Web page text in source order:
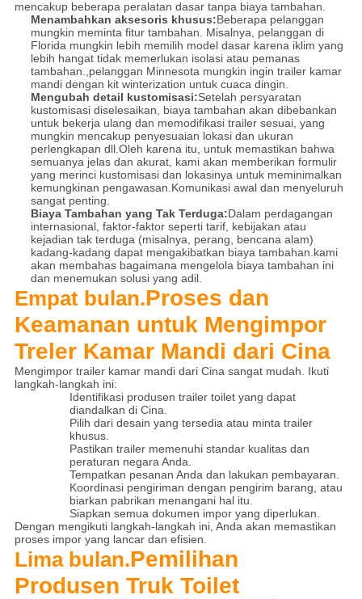
mencakup beberapa peralatan dasar tanpa biaya tambahan.
Menambahkan aksesoris khusus:Beberapa pelanggan
mungkin meminta fitur tambahan. Misalnya, pelanggan di
Florida mungkin lebih memilih model dasar karena iklim yang
lebih hangat tidak memerlukan isolasi atau pemanas
tambahan.,pelanggan Minnesota mungkin ingin trailer kamar
mandi dengan kit winterization untuk cuaca dingin.
Mengubah detail kustomisasi:Setelah persyaratan
kustomisasi diselesaikan, biaya tambahan akan dibebankan
untuk bekerja ulang dan memodifikasi trailer sesuai, yang
mungkin mencakup penyesuaian lokasi dan ukuran
perlengkapan dll.Oleh karena itu, untuk memastikan bahwa
semuanya jelas dan akurat, kami akan memberikan formulir
yang merinci kustomisasi dan lokasinya untuk meminimalkan
kemungkinan pengawasan.Komunikasi awal dan menyeluruh
sangat penting.
Biaya Tambahan yang Tak Terduga:Dalam perdagangan
internasional, faktor-faktor seperti tarif, kebijakan atau
kejadian tak terduga (misalnya, perang, bencana alam)
kadang-kadang dapat mengakibatkan biaya tambahan.kami
akan membahas bagaimana mengelola biaya tambahan ini
dan menemukan solusi yang adil.
Empat bulan.Proses dan
Keamanan untuk Mengimpor
Treler Kamar Mandi dari Cina
Mengimpor trailer kamar mandi dari Cina sangat mudah. Ikuti
langkah-langkah ini:
Identifikasi produsen trailer toilet yang dapat
diandalkan di Cina.
Pilih dari desain yang tersedia atau minta trailer
khusus.
Pastikan trailer memenuhi standar kualitas dan
peraturan negara Anda.
Tempatkan pesanan Anda dan lakukan pembayaran.
Koordinasi pengiriman dengan pengirim barang, atau
biarkan pabrikan menangani hal itu.
Siapkan semua dokumen impor yang diperlukan.
Dengan mengikuti langkah-langkah ini, Anda akan memastikan
proses impor yang lancar dan efisien.
Lima bulan.Pemilihan
Produsen Truk Toilet